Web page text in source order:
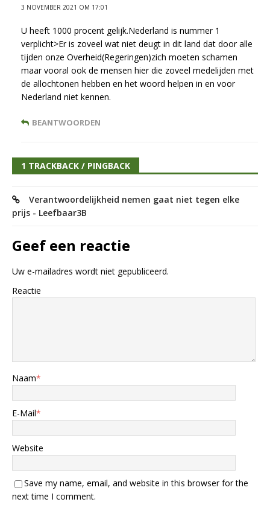
3 NOVEMBER 2021 OM 17:01
U heeft 1000 procent gelijk.Nederland is nummer 1
verplicht>Er is zoveel wat niet deugt in dit land dat door alle
tijden onze Overheid(Regeringen)zich moeten schamen
maar vooral ook de mensen hier die zoveel medelijden met
de allochtonen hebben en het woord helpen in en voor
Nederland niet kennen.
BEANTWOORDEN
1 TRACKBACK / PINGBACK
Verantwoordelijkheid nemen gaat niet tegen elke
prijs - Leefbaar3B
Geef een reactie
Uw e-mailadres wordt niet gepubliceerd.
Reactie
Naam*
E-Mail*
Website
Save my name, email, and website in this browser for the
next time I comment.